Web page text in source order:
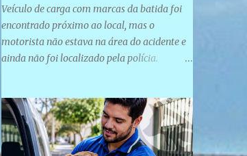
Veículo de carga com marcas da batida foi
encontrado próximo ao local, mas o
motorista não estava na área do acidente e
ainda não foi localizado pela polícia.
Divulgação/PMPI João Pedro de Sousa
Santos morreu na manhã desta sexta-feira
(31) em um acidente na PI-247, na zona